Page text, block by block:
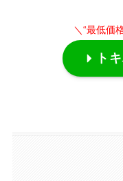
＼“最低価
ト